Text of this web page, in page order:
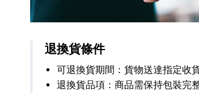
退換貨條件
可退換貨期間：貨物送達指定收
退換貨品項：商品需保持包裝完